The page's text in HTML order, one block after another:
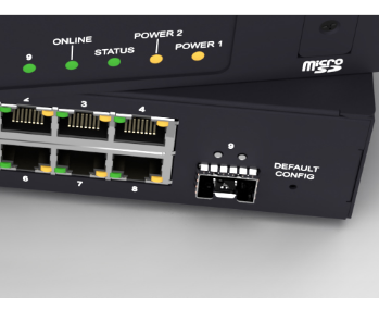
Luftfahrt
Öffentliche Verwaltung
Kritische Kommunikation
Verteidigung und Militär
Wasserversorgung
Logistik
Seefahrt
Landtransporte
Services-